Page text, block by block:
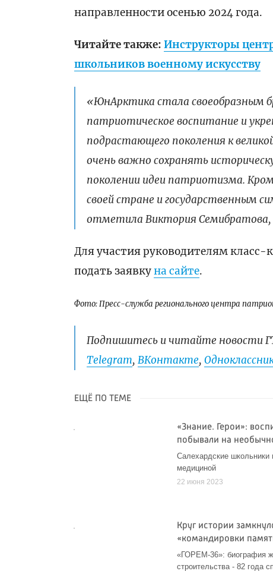
направленности осенью 2024 года.
Читайте также:Инструкторы
школьников военному искусству
«ЮнАрктика стала своеобразным
патриотическое воспитание и
подрастающего поколения к
очень важно сохранять
поколении идеи патриотизма.
своей стране и государственным
отметила Виктория Семибратова,
Для участия руководителям
подать заявкуна сайте.
Фото: Пресс-служба регионального центра
Подпишитесь и читайте новости
Telegram,ВКонтакте,
ЕЩЁ ПО ТЕМЕ
«Знание. Герои»:
побывали на
Салехардские школьники
медициной
22 июня 2023
Круг истории
«командировки
«ГОРЕМ-36»: биография
строительства - 82 года